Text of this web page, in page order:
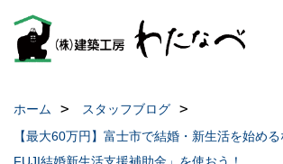
ホーム
スタッフブログ
【最大60万円】富士市で結婚・新生活を始め